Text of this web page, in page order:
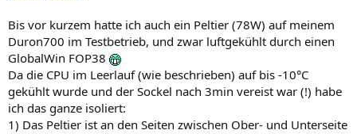
Bis vor kurzem hatte ich auch ein Peltier (78W) auf meinem
Duron700 im Testbetrieb, und zwar luftgekühlt durch einen
GlobalWin FOP38
Da die CPU im Leerlauf (wie beschrieben) auf bis -10°C
gekühlt wurde und der Sockel nach 3min vereist war (!) habe
ich das ganze isoliert:
1) Das Peltier ist an den Seiten zwischen Ober- und Unterseite